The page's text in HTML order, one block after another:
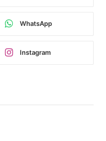
WhatsApp
Instagram